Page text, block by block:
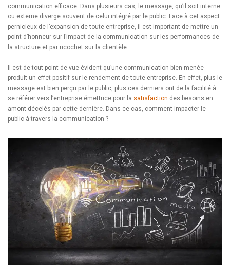
communication efficace. Dans plusieurs cas, le message, qu’il soit interne
ou externe diverge souvent de celui intégré par le public. Face à cet aspect
pernicieux de l’expansion de toute entreprise, il est important de mettre un
point d’honneur sur l’impact de la communication sur les performances de
la structure et par ricochet sur la clientèle.
Il est de tout point de vue évident qu’une communication bien menée
produit un effet positif sur le rendement de toute entreprise. En effet, plus le
message est bien perçu par le public, plus ces derniers ont de la facilité à
se référer vers l’entreprise émettrice pour la satisfaction des besoins en
amont décelés par cette dernière. Dans ce cas, comment impacter le
public à travers la communication ?